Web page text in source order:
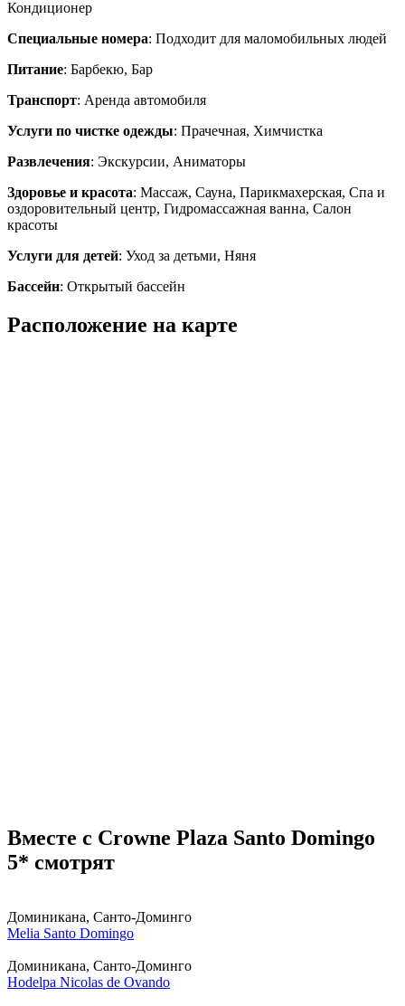
Кондиционер
Специальные номера: Подходит для маломобильных людей
Питание: Барбекю, Бар
Транспорт: Аренда автомобиля
Услуги по чистке одежды: Прачечная, Химчистка
Развлечения: Экскурсии, Аниматоры
Здоровье и красота: Массаж, Сауна, Парикмахерская, Спа и
оздоровительный центр, Гидромассажная ванна, Салон
красоты
Услуги для детей: Уход за детьми, Няня
Бассейн: Открытый бассейн
Расположение на карте
Вместе с Crowne Plaza Santo Domingo
5* смотрят
Доминикана, Санто-Доминго
Melia Santo Domingo
Доминикана, Санто-Доминго
Hodelpa Nicolas de Ovando